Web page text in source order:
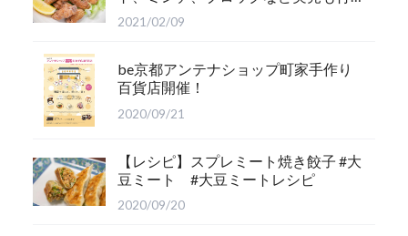
います。
2021/02/09
be京都アンテナショップ町家手作り
百貨店開催！
2020/09/21
【レシピ】スプレミート焼き餃子 #大
豆ミート #大豆ミートレシピ
2020/09/20